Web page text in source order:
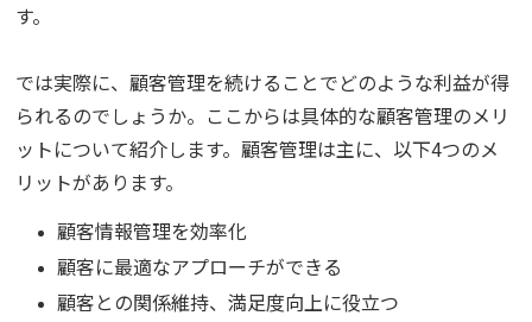
す。
では実際に、顧客管理を続けることでどのような利益が得
られるのでしょうか。ここからは具体的な顧客管理のメリ
ットについて紹介します。顧客管理は主に、以下4つのメ
リットがあります。
顧客情報管理を効率化
顧客に最適なアプローチができる
顧客との関係維持、満足度向上に役立つ